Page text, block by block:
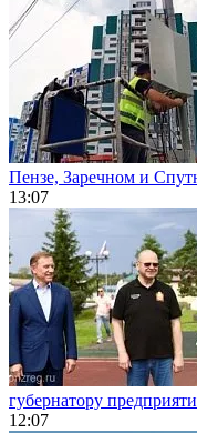
Пензе, Заречном и
13:07
губернатору
12:07